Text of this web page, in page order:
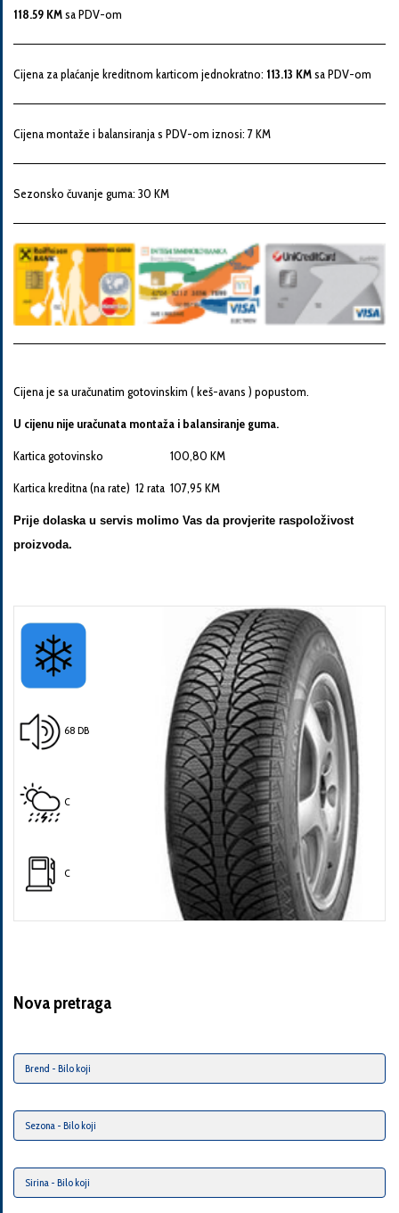
proizvodnje
Vaša
poruka
Pošalji
118.59 KMsa PDV-om
Cijena za plaćanje kreditnom karticom jednokratno: 113.13 KMsa PDV-om
Cijena montaže i balansiranja s PDV-om iznosi: 7 KM
Sezonsko čuvanje guma: 30 KM
Cijena je sa uračunatim gotovinskim ( keš-avans ) popustom.
U cijenu nije uračunata montaža i balansiranje guma.
Kartica gotovinsko 100,80 KM
Kartica kreditna (na rate) 12 rata 107,95 KM
Prije dolaska u servis molimo Vas da provjerite raspoloživost
proizvoda.
68 DB
C
C
Nova pretraga